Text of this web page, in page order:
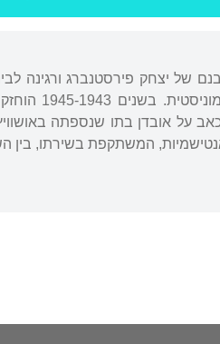
בנם של יצחק פירסטנברג ורגינה
לשנתיים
המשתקפת בשירתו, בין